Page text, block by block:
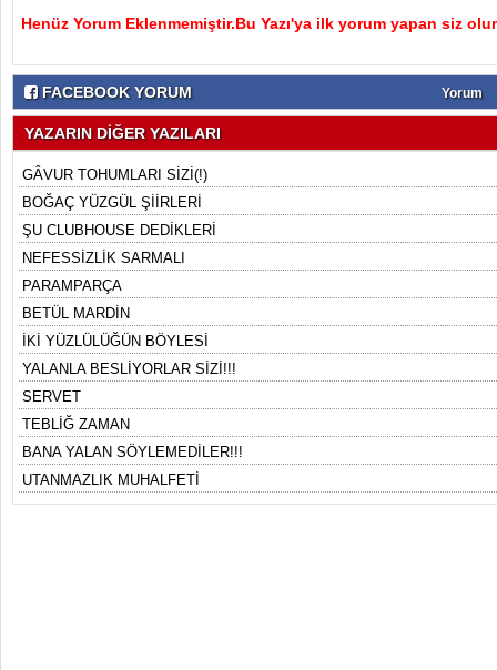
Henüz Yorum Eklenmemiştir.Bu Yazı'ya ilk yorum yapan siz
FACEBOOK YORUM Yorum
YAZARIN DİĞER YAZILARI
GÂVUR TOHUMLARI SİZİ(!)
BOĞAÇ YÜZGÜL ŞİİRLERİ
ŞU CLUBHOUSE DEDİKLERİ
NEFESSİZLİK SARMALI
PARAMPARÇA
BETÜL MARDİN
İKİ YÜZLÜLÜĞÜN BÖYLESİ
YALANLA BESLİYORLAR SİZİ!!!
SERVET
TEBLİĞ ZAMAN
BANA YALAN SÖYLEMEDİLER!!!
UTANMAZLIK MUHALFETİ